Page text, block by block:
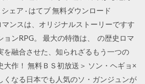
シェア · はてブ 無料ダウンロード
マンスは、オリジナルストーリーですす
ョンRPG。 最大の特徴は、 の歴史ロマ
を融合させた、知られざるもう一つの
大作！ 無料ＢＳ初放送＞ ソン・ヘギョ×
くなる日本でも人気のソ・ガンジュンが